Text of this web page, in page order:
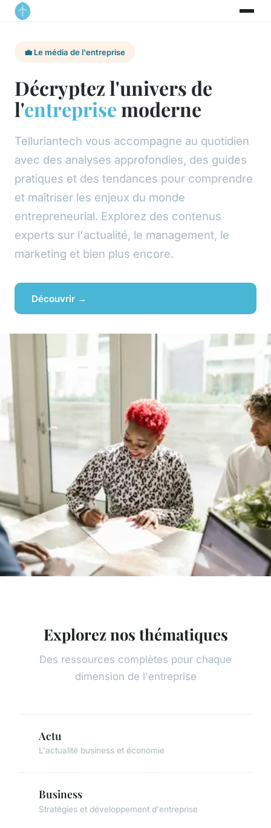
💼 Le média de l'entreprise
Décryptez l'univers de
l'entreprisemoderne
Telluriantech vous accompagne au quotidien
avec des analyses approfondies, des guides
pratiques et des tendances pour comprendre
et maîtriser les enjeux du monde
entrepreneurial. Explorez des contenus
experts sur l'actualité, le management, le
marketing et bien plus encore.
Découvrir →
Explorez nos thématiques
Des ressources complètes pour chaque
dimension de l'entreprise
Actu
L'actualité business et économie
Business
Stratégies et développement d'entreprise